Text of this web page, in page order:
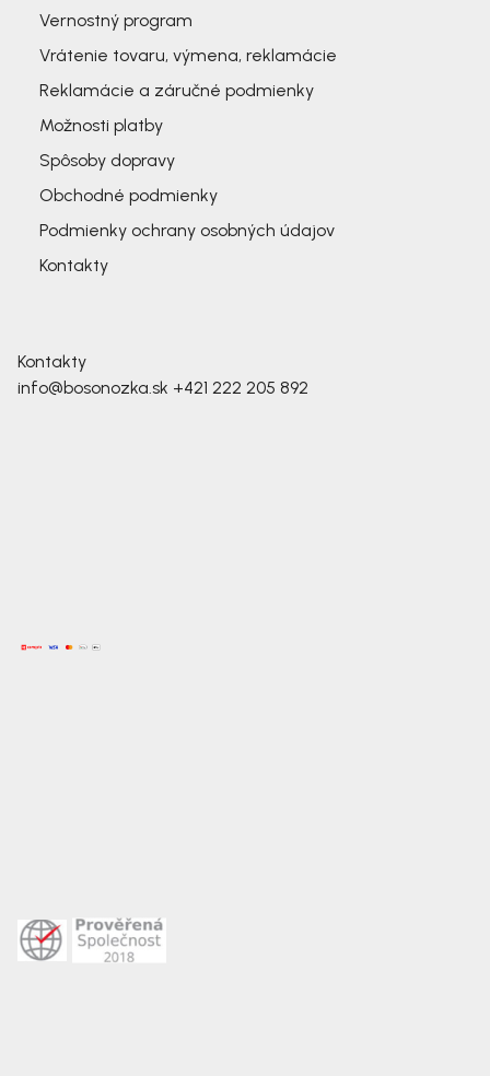
Vernostný program
Vrátenie tovaru, výmena, reklamácie
Reklamácie a záručné podmienky
Možnosti platby
Spôsoby dopravy
Obchodné podmienky
Podmienky ochrany osobných údajov
Kontakty
Kontakty
info@bosonozka.sk +421 222 205 892